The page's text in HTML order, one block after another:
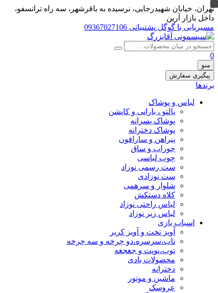
تهران، خيابان شهيدرجايى، نرسیده به باقرشهر، سه راه ترانسفو،
داخل بازار آرین
مسیریابی با گوگل پشتیبانی 09367027106
0
منو
پیگیری سفارش
برندها
لباس و پوشاک
پالتو ، بارانی و کاپشن
پوشاک پسرانه
پوشاک دخترانه
پیراهن و سارافون
جوراب و ساق
چوب لباسی
ست رسمی نوزاد
ست نوزادی
شلوار و سرهمی
کلاه دستکش
لباس راحتی نوزاد
لباس زیر نوزاد
اسباب بازی
آویز تخت و آویز کریر
تاب،سرسره،دو چرخه و سه چرخه
توپ،پوپت و جغجغه
محصولات بادی
دخترانه
ماشین و موتور
عروسک